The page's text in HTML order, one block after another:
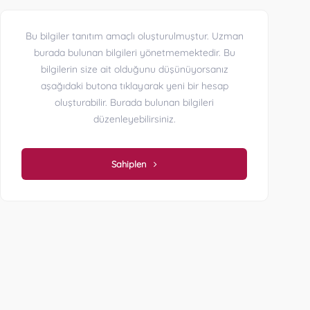
Bu bilgiler tanıtım amaçlı oluşturulmuştur. Uzman
burada bulunan bilgileri yönetmemektedir. Bu
bilgilerin size ait olduğunu düşünüyorsanız
aşağıdaki butona tıklayarak yeni bir hesap
oluşturabilir. Burada bulunan bilgileri
düzenleyebilirsiniz.
Sahiplen